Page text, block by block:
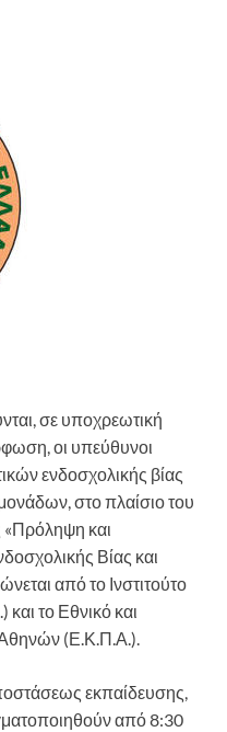
σε υποχρεωτική
οι υπεύθυνοι
ενδοσχολικής βίας
στο πλαίσιο του
και
Βίας και
από το Ινστιτούτο
και το Εθνικό και
Αθηνών (Ε.Κ.Π.Α.).
εκπαίδευσης,
από 8:30